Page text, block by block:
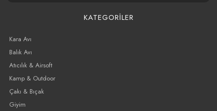
KATEGORİLER
Kara Avı
Balık Avı
Atıcılık & Airsoft
Kamp & Outdoor
Çakı & Bıçak
Giyim